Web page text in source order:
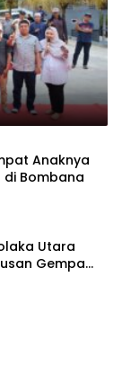
Anaknya
di Bombana
Utara
Gempa